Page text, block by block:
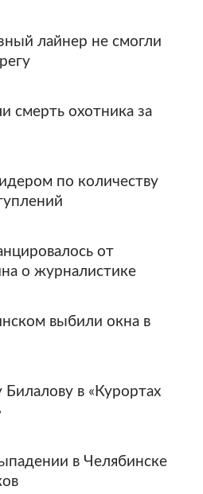
лайнер не смогли
смерть охотника за
по количеству
от
о журналистике
выбили окна в
в «Курортах
в Челябинске